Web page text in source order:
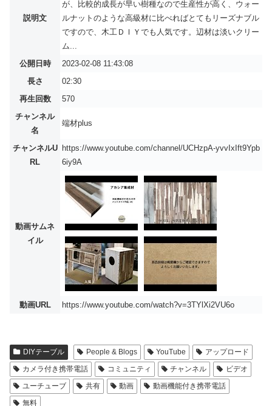
説明文
が、比較的成長が早い樹種なので生産性が高く、ウォー
ルナットのような高級材に比べればとてもリーズナブル
ですので、木工ＤＩＹでも人気です。辺材は淡いクリー
ム...
公開日時
2023-02-08 11:43:08
長さ
02:30
再生回数
570
チャンネル
名
端材plus
チャンネルU
RL
https://www.youtube.com/channel/UCHzpA-yvvIxIft9Ypb
6iy9A
動画サムネ
イル
動画URL https://www.youtube.com/watch?v=3TYlXi2VU6o
DIYテーブル People & Blogs YouTube
アップロード
カメラ付き携帯電話
コミュニティ チャンネル
ビデオ
ユーチューブ
共有 動画
動画機能付き携帯電話
無料